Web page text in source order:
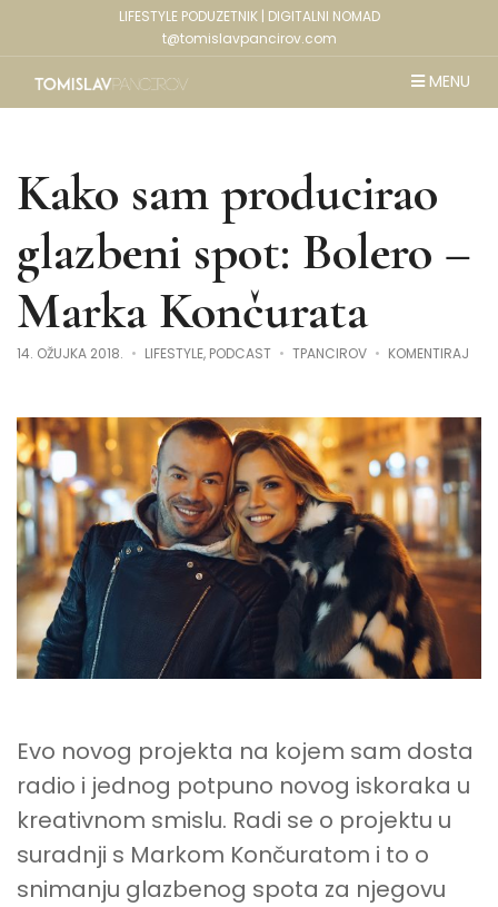
LIFESTYLE PODUZETNIK | DIGITALNI NOMAD
t@tomislavpancirov.com
MENU
Kako sam producirao
glazbeni spot: Bolero –
Marka Končurata
14. OŽUJKA 2018. LIFESTYLE, PODCAST TPANCIROV KOMENTIRAJ
–
Evo novog projekta na kojem sam dosta
radio i jednog potpuno novog iskoraka u
kreativnom smislu. Radi se o projektu u
suradnji s Markom Končuratom i to o
snimanju glazbenog spota za njegovu